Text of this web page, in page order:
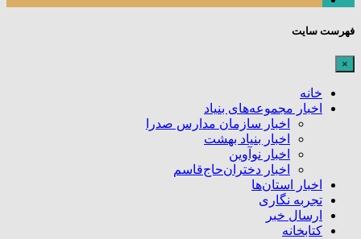
فهرست سایت
×
خانه
اخبار مجموعه‌های بنیاد
اخبار سازمان مدارس صدرا
اخبار بنیاد بهشت
اخبار نوآوین
اخبار دختران‌حاج‌قاسم
اخبار استان‌ها
تجربه نگاری
ارسال خبر
کتابخانه